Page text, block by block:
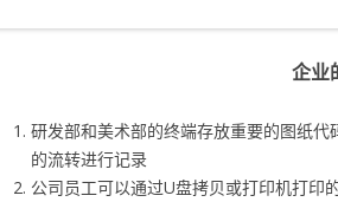
企业
研发部和美术部的终端存放重要的图纸
的流转进行记录
公司员工可以通过U盘拷贝或打印机打印